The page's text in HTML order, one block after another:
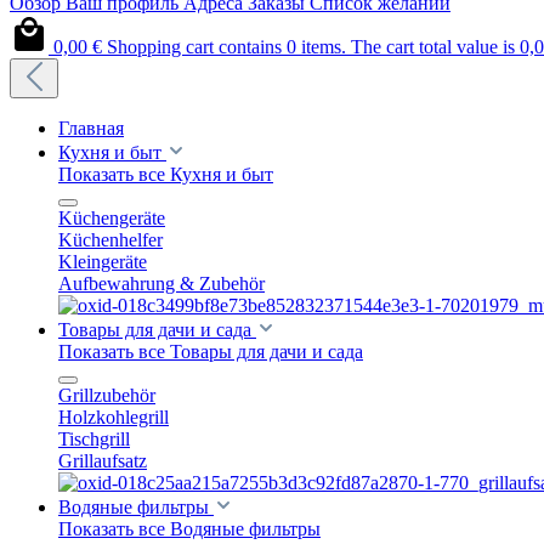
0,00 € Shopping cart contains 0 items. The cart total value is
Главная
Кухня и быт
Показать все Кухня и быт
Küchengeräte
Küchenhelfer
Kleingeräte
Aufbewahrung & Zubehör
Товары для дачи и сада
Показать все Товары для дачи и сада
Grillzubehör
Holzkohlegrill
Tischgrill
Grillaufsatz
Водяные фильтры
Показать все Водяные фильтры